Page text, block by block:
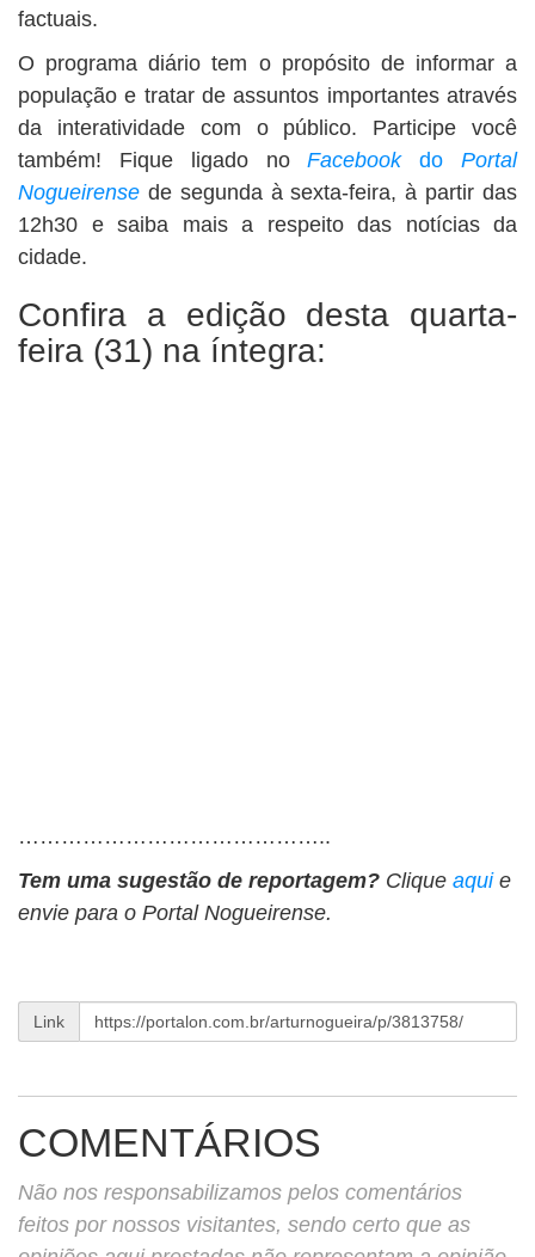
factuais.
O programa diário tem o propósito de informar a
população e tratar de assuntos importantes através
da interatividade com o público. Participe você
também! Fique ligado noFacebookdoPortal
Nogueirense de segunda à sexta-feira, à partir das
12h30 e saiba mais a respeito das notícias da
cidade.
Confira a edição desta quarta-
feira (31) na íntegra:
……………………………………..
Tem uma sugestão de reportagem? Clique aqui e
envie para o Portal Nogueirense.
Link
COMENTÁRIOS
Não nos responsabilizamos pelos comentários
feitos por nossos visitantes, sendo certo que as